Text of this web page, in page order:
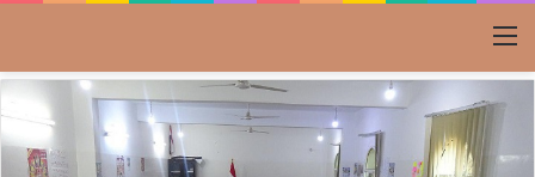
القائمة